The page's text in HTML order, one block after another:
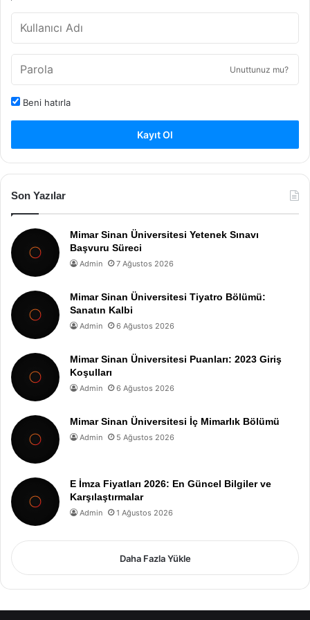
Unuttunuz mu?
Beni hatırla
Kayıt Ol
Son Yazılar
Mimar Sinan Üniversitesi Yetenek Sınavı
Başvuru Süreci
Admin 7 Ağustos 2026
Mimar Sinan Üniversitesi Tiyatro Bölümü:
Sanatın Kalbi
Admin 6 Ağustos 2026
Mimar Sinan Üniversitesi Puanları: 2023 Giriş
Koşulları
Admin 6 Ağustos 2026
Mimar Sinan Üniversitesi İç Mimarlık Bölümü
Admin 5 Ağustos 2026
E İmza Fiyatları 2026: En Güncel Bilgiler ve
Karşılaştırmalar
Admin 1 Ağustos 2026
Daha Fazla Yükle